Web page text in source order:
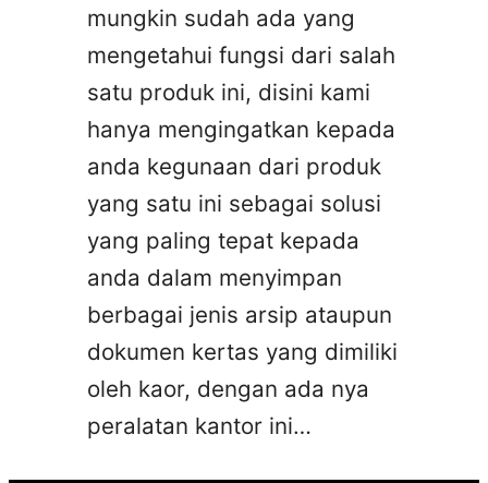
mungkin sudah ada yang
mengetahui fungsi dari salah
satu produk ini, disini kami
hanya mengingatkan kepada
anda kegunaan dari produk
yang satu ini sebagai solusi
yang paling tepat kepada
anda dalam menyimpan
berbagai jenis arsip ataupun
dokumen kertas yang dimiliki
oleh kaor, dengan ada nya
peralatan kantor ini…